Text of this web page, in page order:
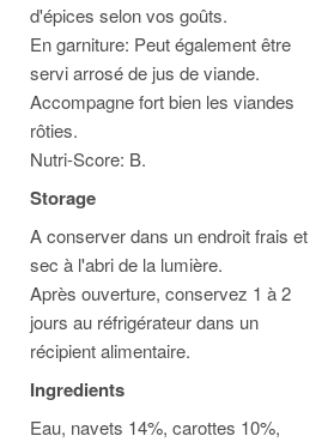
d'épices selon vos goûts.
En garniture: Peut également être
servi arrosé de jus de viande.
Accompagne fort bien les viandes
rôties.
Nutri-Score: B.
Storage
A conserver dans un endroit frais et
sec à l'abri de la lumière.
Après ouverture, conservez 1 à 2
jours au réfrigérateur dans un
récipient alimentaire.
Ingredients
Eau, navets 14%, carottes 10%,